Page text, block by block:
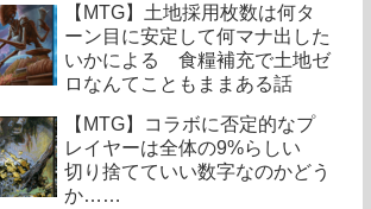
【MTG】土地採用枚数は何タ
ーン目に安定して何マナ出した
いかによる 食糧補充で土地ゼ
ロなんてこともままある話
【MTG】コラボに否定的なプ
レイヤーは全体の9%らしい
切り捨てていい数字なのかどう
か……